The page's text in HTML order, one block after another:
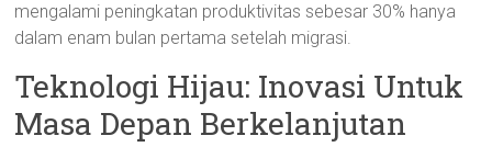
mengalami peningkatan produktivitas sebesar 30% hanya
dalam enam bulan pertama setelah migrasi.
Teknologi Hijau: Inovasi Untuk
Masa Depan Berkelanjutan